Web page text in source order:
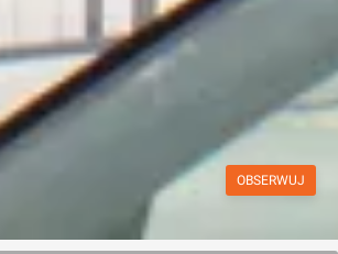
OBSERWUJ